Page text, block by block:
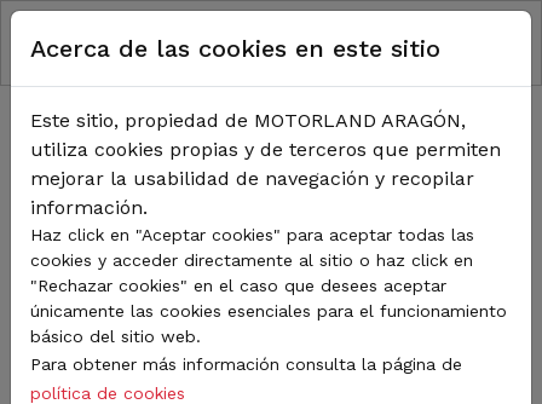
Pasar al contenido principal
RUTA DE NAVEGACIÓN
Inicio Noticias
TODA LA ACTUALIDAD DE
MOTORLAND
Sigue de cerca todas las novedades de MotorLand
Aragón. Aquí encontrarás noticias sobre eventos,
competiciones, pilotos, novedades del circuito y
mucho más. Filtra por categoría o tipo de contenido y
no te pierdas nada del mundo del motor.
Acerca de las cookies en este sitio
Este sitio, propiedad de MOTORLAND ARAGÓN,
utiliza cookies propias y de terceros que permiten
mejorar la usabilidad de navegación y recopilar
información.
Haz click en "Aceptar cookies" para aceptar todas las
cookies y acceder directamente al sitio o haz click en
"Rechazar cookies" en el caso que desees aceptar
únicamente las cookies esenciales para el funcionamiento
básico del sitio web.
Para obtener más información consulta la página de
política de cookies